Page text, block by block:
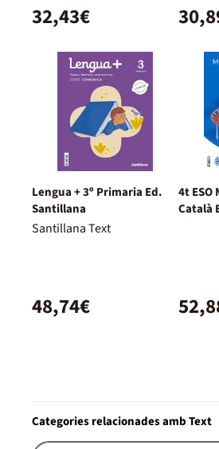
32,43€
Lengua + 3º Primaria Ed.
Santillana
Santillana Text
48,74€
4t ESO
Català
Categories relacionades amb Text